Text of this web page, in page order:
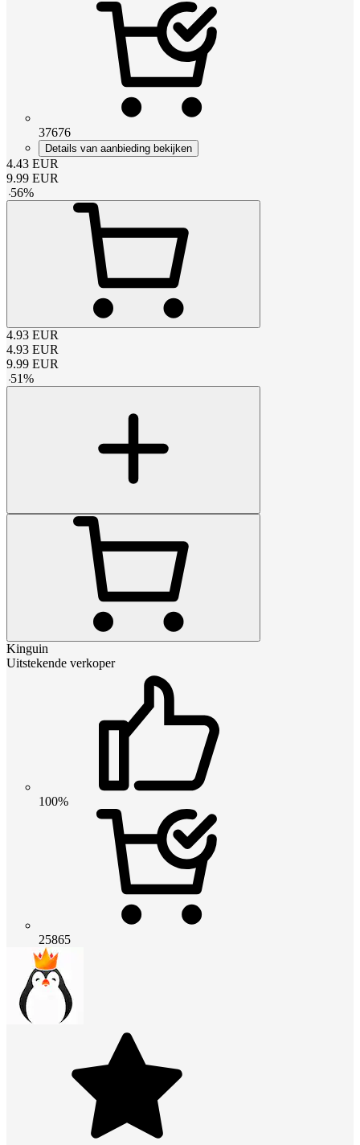
37676
Details van aanbieding bekijken
4.43 EUR
9.99 EUR
-56%
4.93 EUR
4.93 EUR
9.99 EUR
-51%
Kinguin
Uitstekende verkoper
100%
25865